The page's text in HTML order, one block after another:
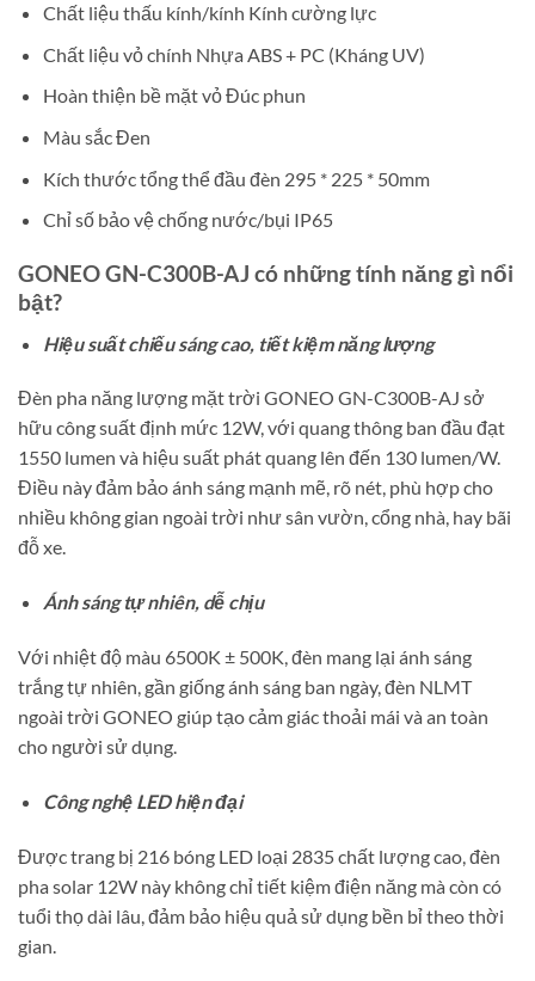
Chất liệu thấu kính/kính Kính cường lực
Chất liệu vỏ chính Nhựa ABS + PC (Kháng UV)
Hoàn thiện bề mặt vỏ Đúc phun
Màu sắc Đen
Kích thước tổng thể đầu đèn 295 * 225 * 50mm
Chỉ số bảo vệ chống nước/bụi IP65
GONEO GN-C300B-AJ có những tính năng gì nổi
bật?
Hiệu suất chiếu sáng cao, tiết kiệm năng lượng
Đèn pha năng lượng mặt trời GONEO GN-C300B-AJ sở
hữu công suất định mức 12W, với quang thông ban đầu đạt
1550 lumen và hiệu suất phát quang lên đến 130 lumen/W.
Điều này đảm bảo ánh sáng mạnh mẽ, rõ nét, phù hợp cho
nhiều không gian ngoài trời như sân vườn, cổng nhà, hay bãi
đỗ xe.
Ánh sáng tự nhiên, dễ chịu
Với nhiệt độ màu 6500K ± 500K, đèn mang lại ánh sáng
trắng tự nhiên, gần giống ánh sáng ban ngày, đèn NLMT
ngoài trời GONEO giúp tạo cảm giác thoải mái và an toàn
cho người sử dụng.
Công nghệ LED hiện đại
Được trang bị 216 bóng LED loại 2835 chất lượng cao, đèn
pha solar 12W này không chỉ tiết kiệm điện năng mà còn có
tuổi thọ dài lâu, đảm bảo hiệu quả sử dụng bền bỉ theo thời
gian.